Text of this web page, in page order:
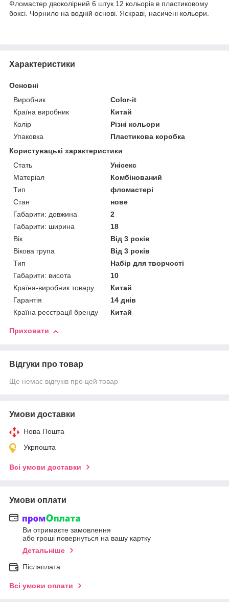
Фломастер двоколірний 6 штук 12 кольорів в пластиковому
боксі. Чорнило на водній основі. Яскраві, насичені кольори.
Характеристики
Основні
Виробник
Color-it
Країна виробник
Китай
Колір
Різні кольори
Упаковка
Пластикова коробка
Користувацькі характеристики
Стать
Унісекс
Матеріал
Комбінований
Тип
фломастері
Стан
нове
Габарити: довжина
2
Габарити: ширина
18
Вік
Від 3 років
Вікова група
Від 3 років
Тип
Набір для творчості
Габарити: висота
10
Країна-виробник товару
Китай
Гарантія
14 днів
Країна реєстрації бренду
Китай
Приховати
Відгуки про товар
Ще немає відгуків про цей товар
Умови доставки
Нова Пошта
Укрпошта
Всі умови доставки
Умови оплати
Ви отримаєте замовлення
або гроші повернуться на вашу картку
Детальніше
Післяплата
Всі умови оплати